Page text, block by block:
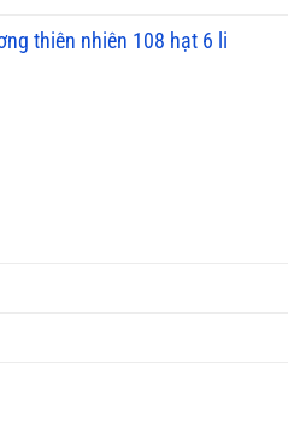
thiên nhiên 108 hạt 6 li